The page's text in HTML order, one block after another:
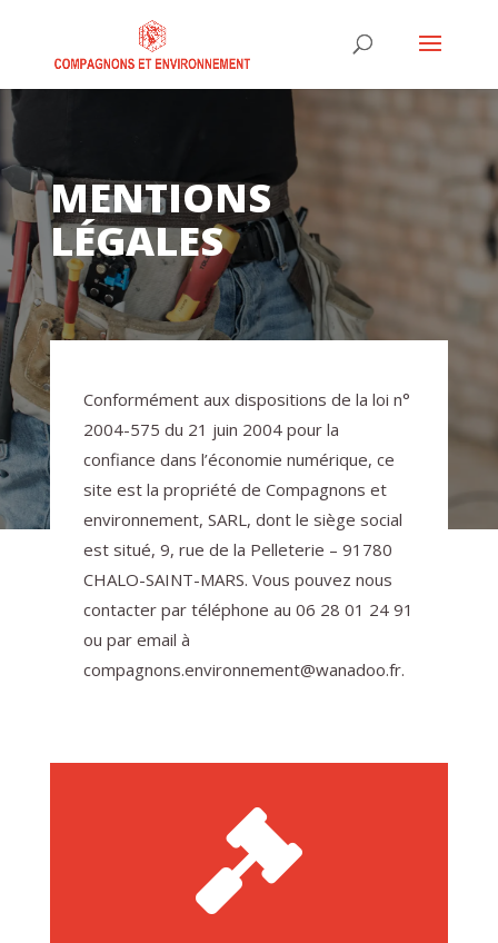
MENTIONS
LÉGALES
Conformément aux dispositions de la loi n°
2004-575 du 21 juin 2004 pour la
confiance dans l’économie numérique, ce
site est la propriété de Compagnons et
environnement, SARL, dont le siège social
est situé, 9, rue de la Pelleterie – 91780
CHALO-SAINT-MARS. Vous pouvez nous
contacter par téléphone au 06 28 01 24 91
ou par email à
compagnons.environnement@wanadoo.fr.
